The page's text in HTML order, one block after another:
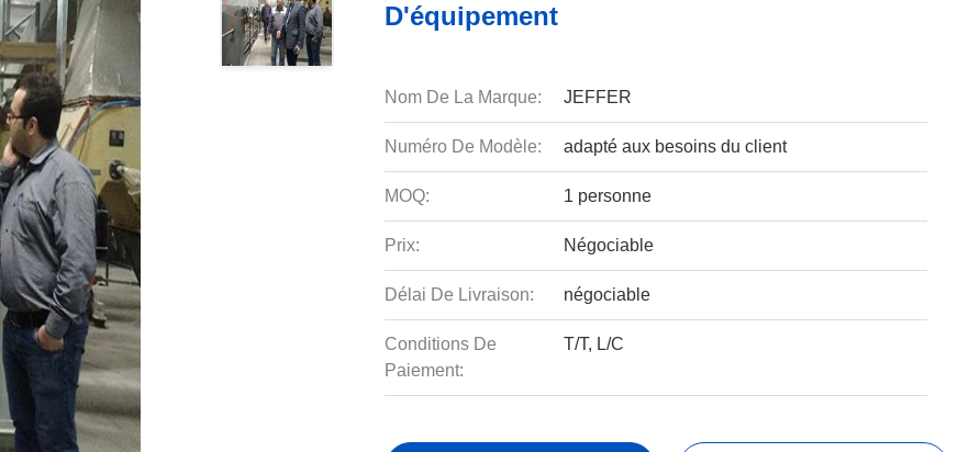
D'équipement
Nom De La Marque: JEFFER
Numéro De Modèle: adapté aux besoins du client
MOQ: 1 personne
Prix: Négociable
Délai De Livraison: négociable
Conditions De
Paiement:
T/T, L/C